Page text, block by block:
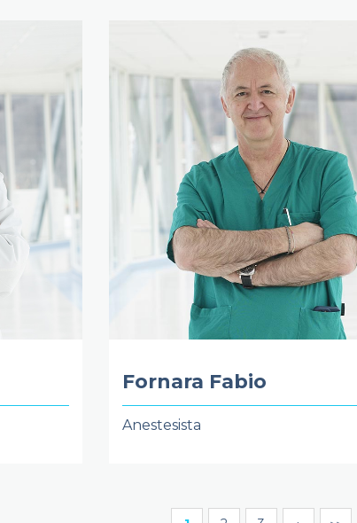
Fornara Fabio
Anestesista